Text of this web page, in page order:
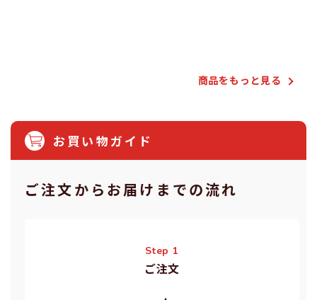
商品をもっと⾒る
お買い物ガイド
ご注⽂からお届けまでの流れ
Step 1
ご注⽂